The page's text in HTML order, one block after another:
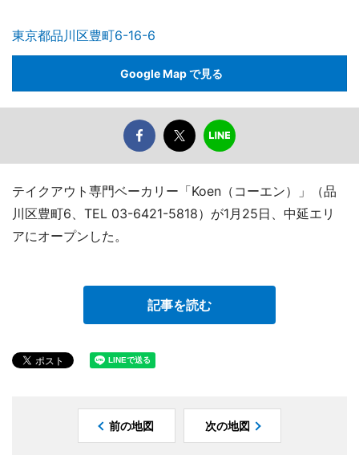
東京都品川区豊町6-16-6
Google Map で見る
テイクアウト専門ベーカリー「Koen（コーエン）」（品
川区豊町6、TEL 03-6421-5818）が1月25日、中延エリ
アにオープンした。
記事を読む
前の地図 次の地図